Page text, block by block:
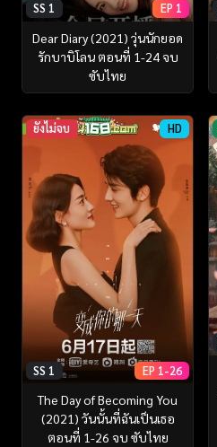
SS 1 EP 1
Dear Diary (2021) วุ่นนักยอด
รักบาบิโลน ตอนที่ 1-24 จบ
ซับไทย
ยังไม่จบ HD
SS 1 EP 1-26
The Day of Becoming You
(2021) วันนั้นที่ฉันเป็นเธอ
ตอนที่ 1-26 จบ ซับไทย